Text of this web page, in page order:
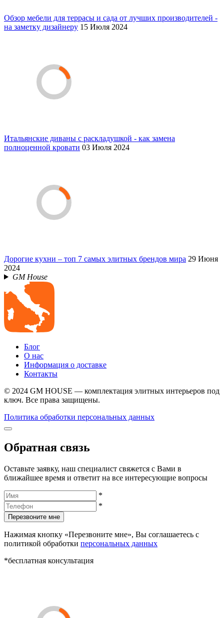
Обзор мебели для террасы и сада от лучших производителей -
на заметку дизайнеру 15 Июля 2024
Итальянские диваны с раскладушкой - как замена
полноценной кровати 03 Июля 2024
Дорогие кухни – топ 7 самых элитных брендов мира 29 Июня
2024
GM House
Блог
О нас
Информация о доставке
Контакты
© 2024 GM HOUSE — комплектация элитных интерьеров под
ключ. Все права защищены.
Политика обработки персональных данных
Обратная связь
Оставьте заявку, наш специалист свяжется с Вами в
ближайшее время и ответит на все интересующие вопросы
*
*
Перезвоните мне
Нажимая кнопку «Перезвоните мне», Вы соглашаетесь с
политикой обработки персональных данных
*бесплатная консультация